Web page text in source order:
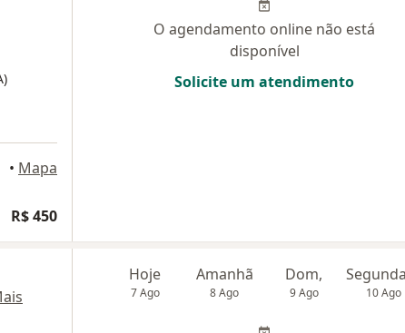
• Mapa
R$ 450
O agendamento online não está
disponível
Solicite um atendimento
Hoje
7 Ago
Amanhã
8 Ago
Dom,
9 Ago 10 Ago